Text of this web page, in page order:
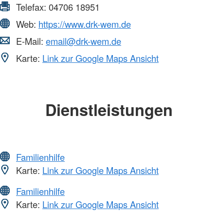
Telefax: 04706 18951
Web: https://www.drk-wem.de
E-Mail: email@drk-wem.de
Karte: Link zur Google Maps Ansicht
Dienstleistungen
Familienhilfe
Karte: Link zur Google Maps Ansicht
Familienhilfe
Karte: Link zur Google Maps Ansicht